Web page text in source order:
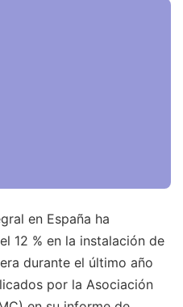
en España ha
12 % en la instalación de
durante el último año
por la Asociación